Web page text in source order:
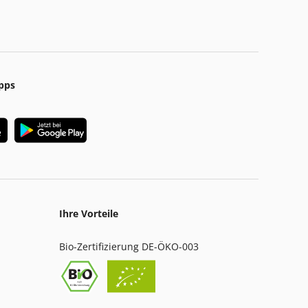
Ihre Vorteile
Bio-Zertifizierung DE-ÖKO-003